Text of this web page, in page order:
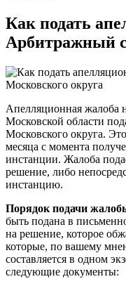
Как подать
Арбитражный
Апелляционная жалоба
Московской области
Московского округа.
месяца с момента
инстанции. Жалоба
решение, либо
инстанцию.
Порядок подачи
быть подана в
на решение, которое
которые, по вашему
составляется в одном
следующие документы: